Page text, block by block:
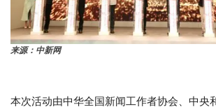
来源：中新网
本次活动由中华全国新闻工作者协会、中央